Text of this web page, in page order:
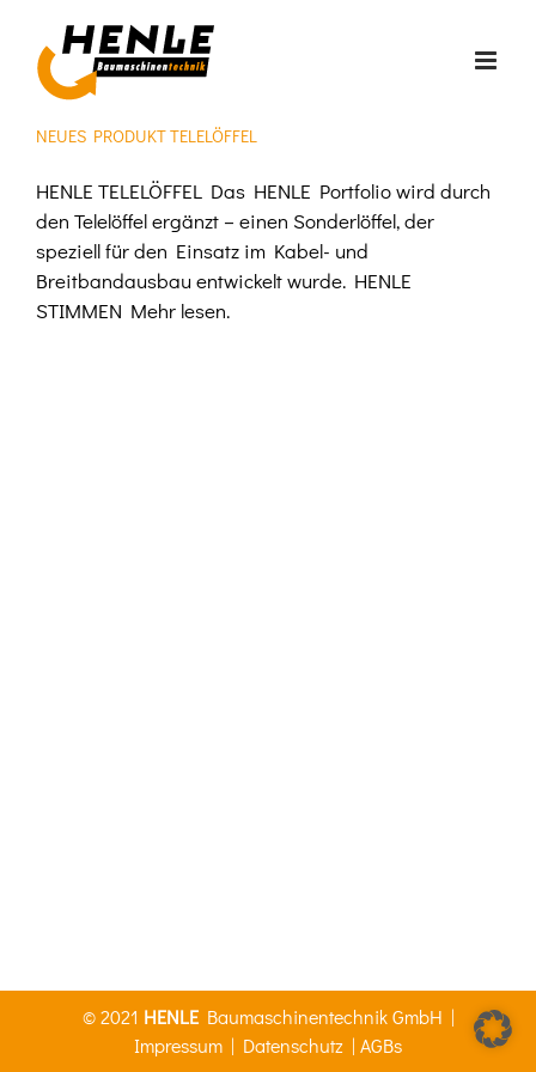
Inhalt
springen
NEUES PRODUKT TELELÖFFEL
HENLE TELELÖFFEL Das HENLE Portfolio wird durch
den Telelöffel ergänzt – einen Sonderlöffel, der
speziell für den Einsatz im Kabel- und
Breitbandausbau entwickelt wurde. HENLE
STIMMEN Mehr lesen.
© 2021 HENLEBaumaschinentechnik GmbH |
Impressum | Datenschutz | AGBs